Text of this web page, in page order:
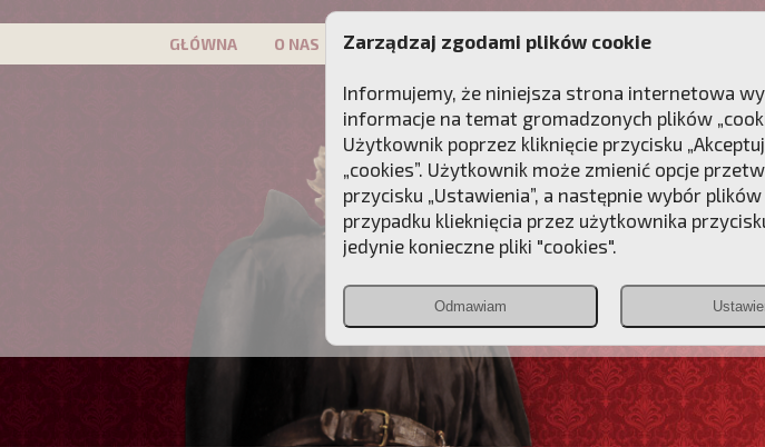
GŁÓWNA O NAS PATRON KAMPANIE DLA DUSZY
Zarządzaj zgodami plików cookie
Informujemy, że niniejsza strona internetowa
informacje na temat gromadzonych plików
Użytkownik poprzez kliknięcie przycisku
„cookies”. Użytkownik może zmienić opcje
przycisku „Ustawienia”, a następnie wybór
przypadku klieknięcia przez użytkownika
jedynie konieczne pliki "cookies".
Odmawiam